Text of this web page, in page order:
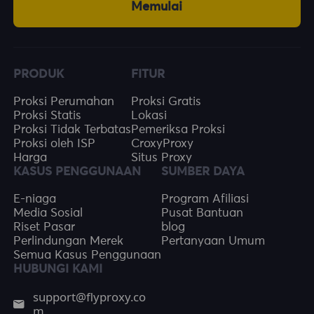
Memulai
PRODUK
Proksi Perumahan
Proksi Statis
Proksi Tidak Terbatas
Proksi oleh ISP
Harga
FITUR
Proksi Gratis
Lokasi
Pemeriksa Proksi
CroxyProxy
Situs Proxy
KASUS PENGGUNAAN
E-niaga
Media Sosial
Riset Pasar
Perlindungan Merek
Semua Kasus Penggunaan
SUMBER DAYA
Program Afiliasi
Pusat Bantuan
blog
Pertanyaan Umum
HUBUNGI KAMI
support@flyproxy.co